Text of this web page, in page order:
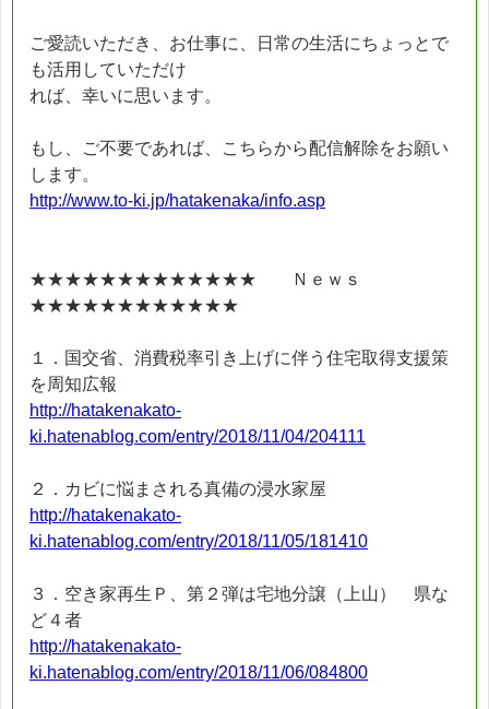
ご愛読いただき、お仕事に、日常の生活にちょっとで
も活用していただけ
れば、幸いに思います。
もし、ご不要であれば、こちらから配信解除をお願い
します。
http://www.to-ki.jp/hatakenaka/info.asp
★★★★★★★★★★★★★ Ｎｅｗｓ
★★★★★★★★★★★★
１．国交省、消費税率引き上げに伴う住宅取得支援策
を周知広報
http://hatakenakato-
ki.hatenablog.com/entry/2018/11/04/204111
２．カビに悩まされる真備の浸水家屋
http://hatakenakato-
ki.hatenablog.com/entry/2018/11/05/181410
３．空き家再生Ｐ、第２弾は宅地分譲（上山） 県な
ど４者
http://hatakenakato-
ki.hatenablog.com/entry/2018/11/06/084800